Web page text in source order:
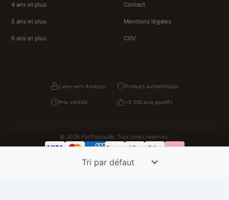
4 ans et plus
5 ans et plus
6 ans et plus
Contact
Mentions légales
CGV
Liens vers Amazon Produits authentiques
Prix vérifiés +5 000 avis positifs
© 2026 Pat'Patrouille. Tous droits réservés.
Confidentialité Cookies Mentions légales